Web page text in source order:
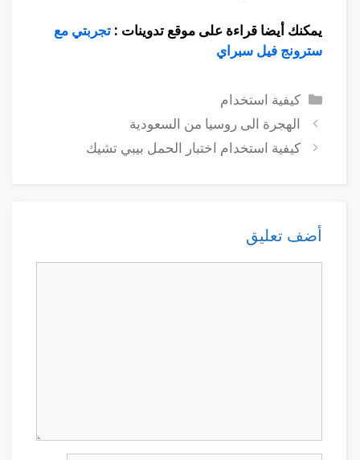
يمكنك أيضا قراءة على موقع تدوينات : تجربتي مع
سترونج فيل سبراي
التصنيفات
كيفية استخدام
الهجرة الى روسيا من السعودية
كيفية استخدام اختبار الحمل بيبي تشيك
أضف تعليق